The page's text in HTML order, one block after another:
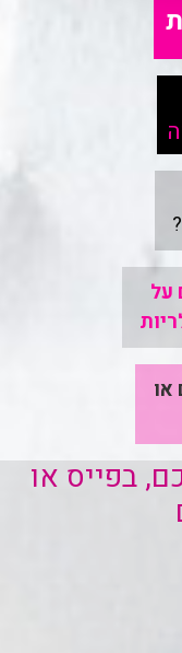
בפייס או
או
על